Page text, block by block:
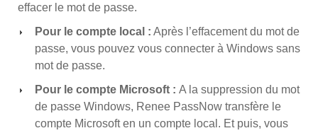
effacer le mot de passe.
Pour le compte local : Après l’effacement du mot de
passe, vous pouvez vous connecter à Windows sans
mot de passe.
Pour le compte Microsoft : A la suppression du mot
de passe Windows, Renee PassNow transfère le
compte Microsoft en un compte local. Et puis, vous